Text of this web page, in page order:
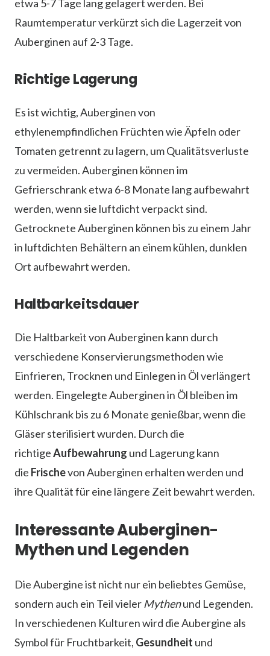
etwa 5-7 Tage lang gelagert werden. Bei
Raumtemperatur verkürzt sich die Lagerzeit von
Auberginen auf 2-3 Tage.
Richtige Lagerung
Es ist wichtig, Auberginen von
ethylenempfindlichen Früchten wie Äpfeln oder
Tomaten getrennt zu lagern, um Qualitätsverluste
zu vermeiden. Auberginen können im
Gefrierschrank etwa 6-8 Monate lang aufbewahrt
werden, wenn sie luftdicht verpackt sind.
Getrocknete Auberginen können bis zu einem Jahr
in luftdichten Behältern an einem kühlen, dunklen
Ort aufbewahrt werden.
Haltbarkeitsdauer
Die Haltbarkeit von Auberginen kann durch
verschiedene Konservierungsmethoden wie
Einfrieren, Trocknen und Einlegen in Öl verlängert
werden. Eingelegte Auberginen in Öl bleiben im
Kühlschrank bis zu 6 Monate genießbar, wenn die
Gläser sterilisiert wurden. Durch die
richtigeAufbewahrung und Lagerung kann
die Frischevon Auberginen erhalten werden und
ihre Qualität für eine längere Zeit bewahrt werden.
Interessante Auberginen-
Mythen und Legenden
Die Aubergine ist nicht nur ein beliebtes Gemüse,
sondern auch ein Teil vieler Mythenund Legenden.
In verschiedenen Kulturen wird die Aubergine als
Symbol für Fruchtbarkeit, Gesundheit und